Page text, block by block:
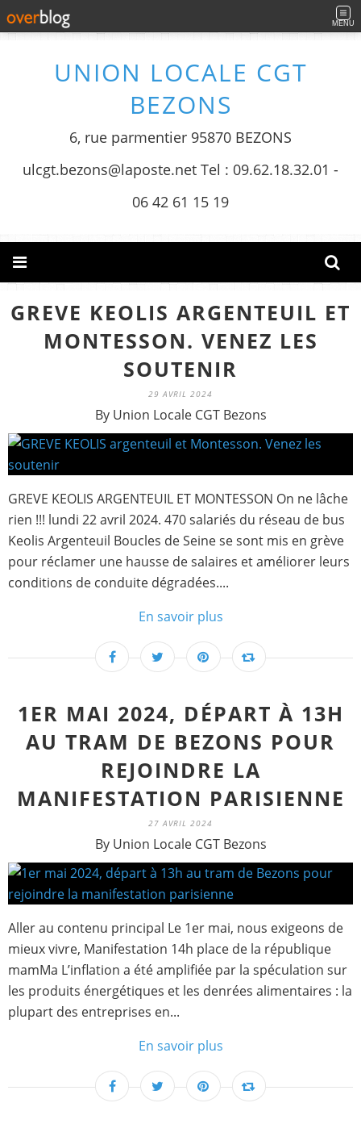
MENU
UNION LOCALE CGT
BEZONS
6, rue parmentier 95870 BEZONS
ulcgt.bezons@laposte.net Tel : 09.62.18.32.01 -
06 42 61 15 19
GREVE KEOLIS ARGENTEUIL ET
MONTESSON. VENEZ LES
SOUTENIR
29 AVRIL 2024
By Union Locale CGT Bezons
GREVE KEOLIS ARGENTEUIL ET MONTESSON On ne lâche
rien !!! lundi 22 avril 2024. 470 salariés du réseau de bus
Keolis Argenteuil Boucles de Seine se sont mis en grève
pour réclamer une hausse de salaires et améliorer leurs
conditions de conduite dégradées....
En savoir plus
1ER MAI 2024, DÉPART À 13H
AU TRAM DE BEZONS POUR
REJOINDRE LA
MANIFESTATION PARISIENNE
27 AVRIL 2024
By Union Locale CGT Bezons
Aller au contenu principal Le 1er mai, nous exigeons de
mieux vivre, Manifestation 14h place de la république
mamMa L’inflation a été amplifiée par la spéculation sur
les produits énergétiques et les denrées alimentaires : la
plupart des entreprises en...
En savoir plus